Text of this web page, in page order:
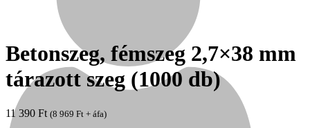
Betonszeg, fémszeg 2,7×38 mm
tárazott szeg (1000 db)
11 390 Ft (8 969 Ft + áfa)